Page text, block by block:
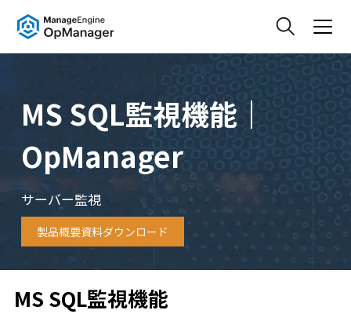
MS SQL監視機能｜
OpManager
サーバー監視
製品概要資料ダウンロード
MS SQL監視機能